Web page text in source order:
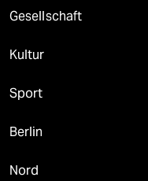
Gesellschaft
Kultur
Sport
Berlin
Nord